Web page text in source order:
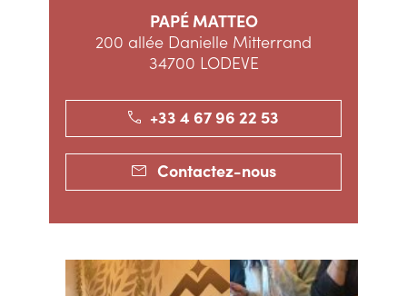
PAPÉ MATTEO
200 allée Danielle Mitterrand
34700 LODEVE
+33 4 67 96 22 53
Contactez-nous